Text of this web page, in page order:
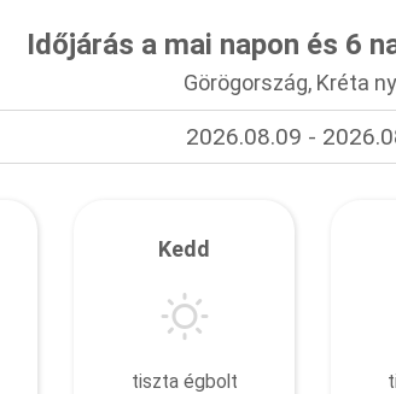
Időjárás a mai napon és 6
Görögország, Kréta
2026.08.09 -
Kedd
tiszta égbolt